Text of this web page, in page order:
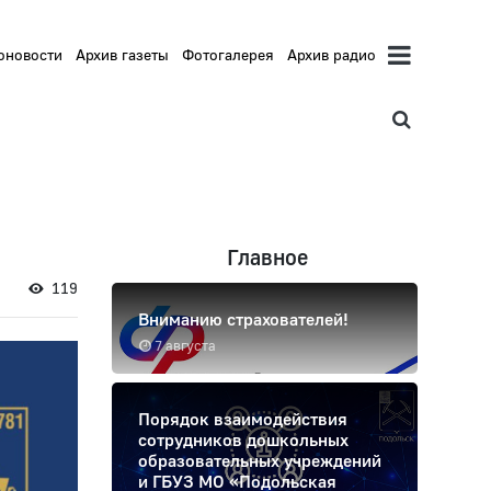
Архив газеты Фотогалерея Архив радио
119
Главное
7 августа
Вниманию страхователей!
Порядок взаимодействия
сотрудников дошкольных
образовательных учреждений
и ГБУЗ МО «Подольская